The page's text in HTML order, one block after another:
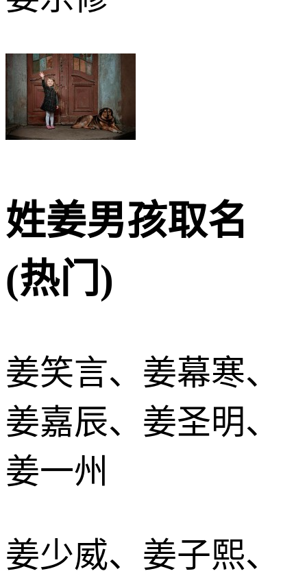
姓姜男孩取名
(热门)
姜笑言、姜幕寒、
姜嘉辰、姜圣明、
姜一州
姜少威、姜子熙、